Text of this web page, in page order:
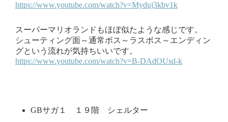
https://www.youtube.com/watch?v=Myduj3kbv1k
スーパーマリオランドもほぼ似たような感じです。
シューティング面～通常ボス～ラスボス～エンディン
グという流れが気持ちいいです。
https://www.youtube.com/watch?v=B-DAdOUsd-k
GBサガ１ １９階 シェルター